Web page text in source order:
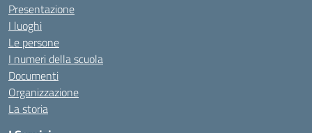
Presentazione
I luoghi
Le persone
I numeri della scuola
Documenti
Organizzazione
La storia